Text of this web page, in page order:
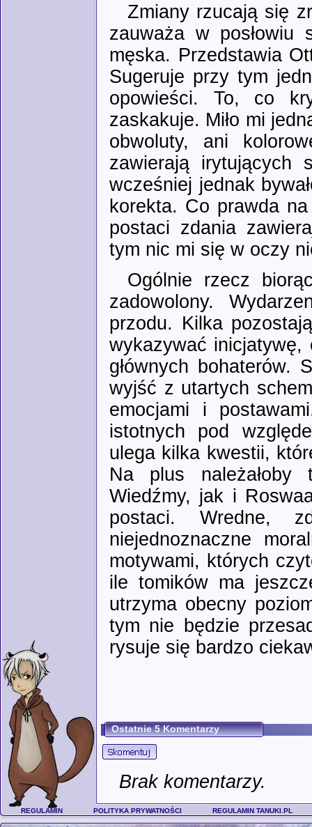
Zmiany rzucają się
zauważa w
męska. Przedstawia
Sugeruje przy tym
opowieści. To, co
zaskakuje. Miło mi
obwoluty, ani
zawierają irytujących
wcześniej jednak
korekta. Co prawda
postaci zdania
tym nic mi się w oczy
Ogólnie rzecz
zadowolony.
przodu. Kilka
wykazywać inicjatywę,
głównych bohaterów.
wyjść z utartych
emocjami i
istotnych pod
ulega kilka kwestii,
Na plus
Wiedźmy, jak i
postaci. Wredne,
niejednoznaczne
motywami, których
ile tomików ma
utrzyma obecny
tym nie będzie
rysuje się bardzo
Ostatnie 5 Komentarzy
Brak komentarzy.
REGULAMIN POLITYKA PRYWATNOŚCI REGULAMIN TANUKI.PL